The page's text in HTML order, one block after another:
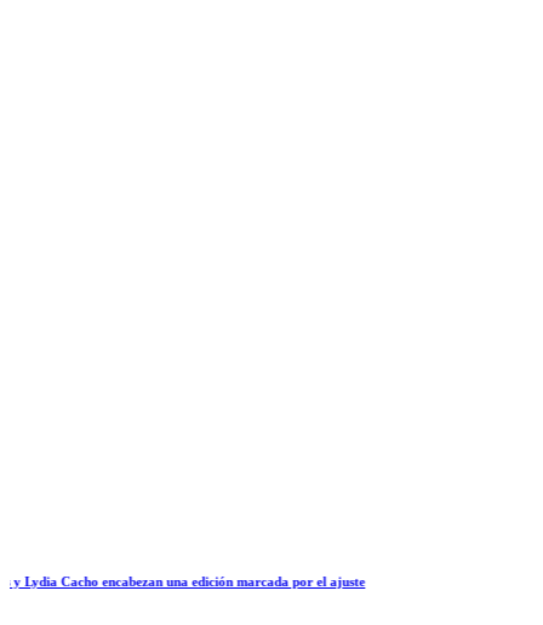
una edición marcada por el ajuste